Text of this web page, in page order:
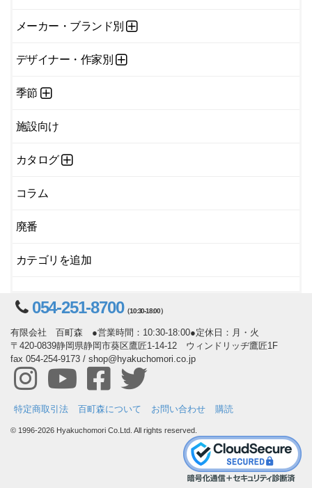
メーカー・ブランド別
デザイナー・作家別
季節
施設向け
カタログ
コラム
廃番
カテゴリを追加
054-251-8700（10:30-18:00）
有限会社 百町森 ●営業時間：10:30-18:00●定休日：月・火
〒420-0839静岡県静岡市葵区鷹匠1-14-12 ウィンドリッヂ鷹匠1F
fax 054-254-9173 / shop@hyakuchomori.co.jp
特定商取引法 百町森について お問い合わせ 購読
© 1996-2026 Hyakuchomori Co.Ltd. All rights reserved.